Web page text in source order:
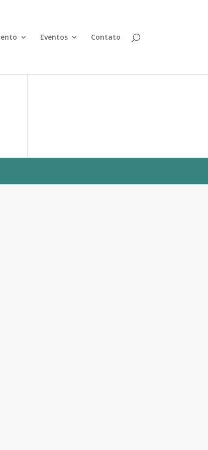
Eventos Contato